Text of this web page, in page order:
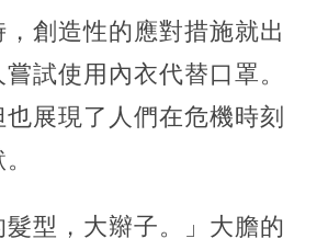
創造性的應對措施就出
試使用內衣代替口罩。
展現了人們在危機時刻
髮型，大辮子。」大膽的